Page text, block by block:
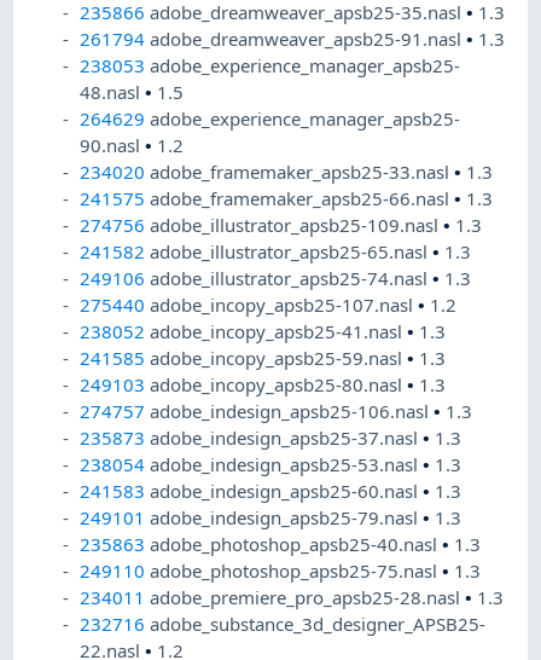
235866 adobe_dreamweaver_apsb25-35.nasl• 1.3
261794 adobe_dreamweaver_apsb25-91.nasl• 1.3
238053 adobe_experience_manager_apsb25-
48.nasl• 1.5
264629 adobe_experience_manager_apsb25-
90.nasl• 1.2
234020 adobe_framemaker_apsb25-33.nasl• 1.3
241575 adobe_framemaker_apsb25-66.nasl• 1.3
274756 adobe_illustrator_apsb25-109.nasl• 1.3
241582 adobe_illustrator_apsb25-65.nasl• 1.3
249106 adobe_illustrator_apsb25-74.nasl• 1.3
275440 adobe_incopy_apsb25-107.nasl• 1.2
238052 adobe_incopy_apsb25-41.nasl• 1.3
241585 adobe_incopy_apsb25-59.nasl• 1.3
249103 adobe_incopy_apsb25-80.nasl• 1.3
274757 adobe_indesign_apsb25-106.nasl• 1.3
235873 adobe_indesign_apsb25-37.nasl• 1.3
238054 adobe_indesign_apsb25-53.nasl• 1.3
241583 adobe_indesign_apsb25-60.nasl• 1.3
249101 adobe_indesign_apsb25-79.nasl• 1.3
235863 adobe_photoshop_apsb25-40.nasl• 1.3
249110 adobe_photoshop_apsb25-75.nasl• 1.3
234011 adobe_premiere_pro_apsb25-28.nasl• 1.3
232716 adobe_substance_3d_designer_APSB25-
22.nasl• 1.2